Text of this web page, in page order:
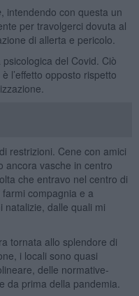
, intendendo con questa un
per travolgerci dovuta al
di allerta e pericolo.
del Covid. Ciò
l’effetto opposto rispetto
restrizioni. Cene con amici
ancora vasche in centro
che entravo nel centro di
compagnia e a
natalizie, dalle quali mi
tornata allo splendore di
i locali sono quasi
delle normative-
da prima della pandemia.